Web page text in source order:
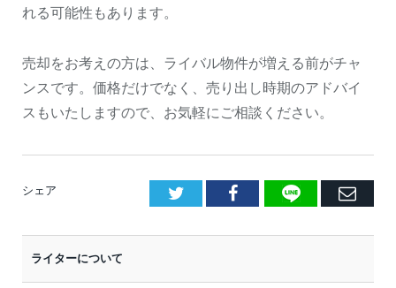
れる可能性もあります。
売却をお考えの方は、ライバル物件が増える前がチャ
ンスです。価格だけでなく、売り出し時期のアドバイ
スもいたしますので、お気軽にご相談ください。
シェア Facebook
LINE
E
ライターについて